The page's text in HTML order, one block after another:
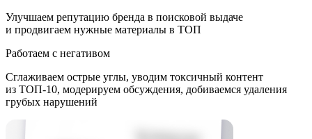
Улучшаем репутацию бренда в поисковой выдаче
и продвигаем нужные материалы в ТОП
Работаем с негативом
Сглаживаем острые углы, уводим токсичный контент
из ТОП-10, модерируем обсуждения, добиваемся удаления
грубых нарушений